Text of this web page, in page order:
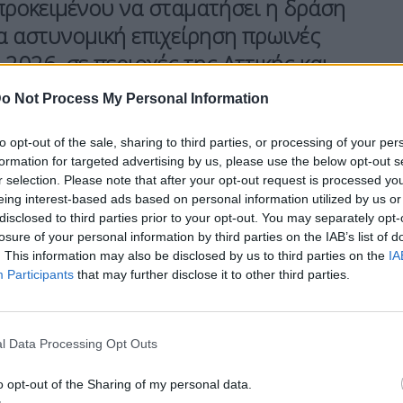
Not Process My Personal Information
opt-out of the sale, sharing to third parties, or processing of your
for targeted advertising by us, please use the below opt-out
selection. Please note that after your opt-out request is processed
interest-based ads based on personal information utilized by us
to third parties prior to your opt-out. You may separately
of your personal information by third parties on the IAB’s list of
This information may also be disclosed by us to third parties on the
Participants that may further disclose it to other third parties.
Data Processing Opt Outs
opt-out of the Sharing of my personal data.
να σταματήσει η δράση
αστυνομική επιχείρηση πρωινές
σε περιοχές της Αττικής και
συνολικά 11 άτομα, από τα οποία τα 9 είναι
σχηματίστηκε δικογραφία για κατά
της νομοθεσίας για τα ναρκωτικά, τα
τρίτων χωρών.
και αξιοποίησης πληροφοριακών
τη συμβολή των αλβανικών Αρχών,
πράξεων, διαπιστώθηκε ότι τα δύο
συγκροτήσει και διηύθυναν από κοινού την